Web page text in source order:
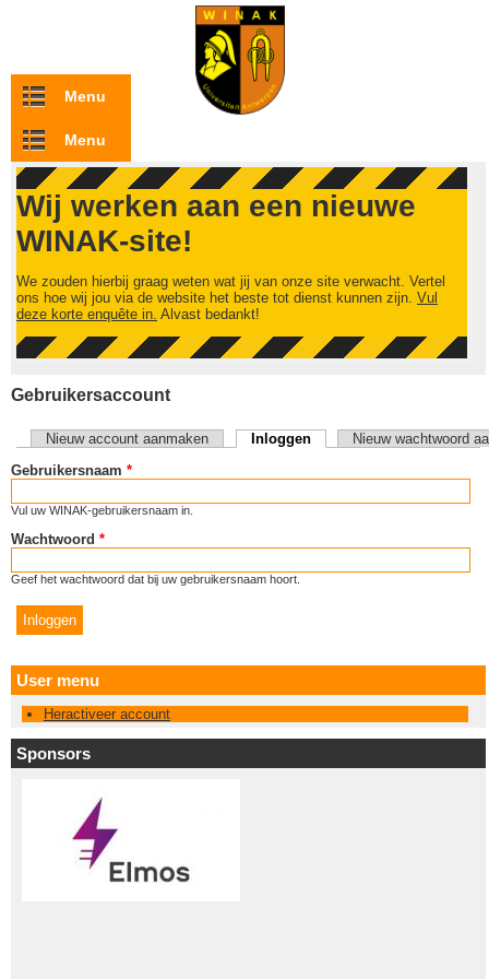
Overslaan en naar de inhoud gaan
Menu
Menu
Wij werken aan een nieuwe
WINAK-site!
We zouden hierbij graag weten wat jij van onze site verwacht. Vertel
ons hoe wij jou via de website het beste tot dienst kunnen zijn. Vul
deze korte enquête in. Alvast bedankt!
Gebruikersaccount
Primaire tabs
Nieuw account aanmaken Inloggen(actieve tabblad)
Nieuw wachtwoord
Gebruikersnaam *
Vul uw WINAK-gebruikersnaam in.
Wachtwoord *
Geef het wachtwoord dat bij uw gebruikersnaam hoort.
User menu
Heractiveer account
Sponsors